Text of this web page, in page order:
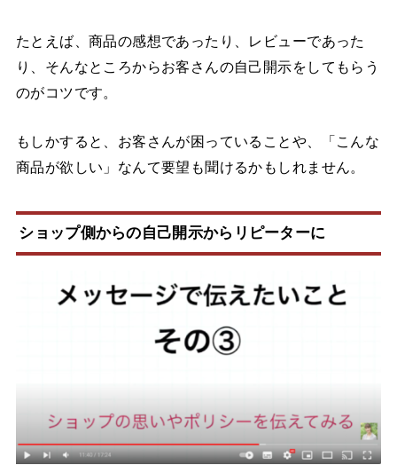
たとえば、商品の感想であったり、レビューであった
り、そんなところからお客さんの自己開示をしてもらう
のがコツです。
もしかすると、お客さんが困っていることや、「こんな
商品が欲しい」なんて要望も聞けるかもしれません。
ショップ側からの自己開示からリピーターに